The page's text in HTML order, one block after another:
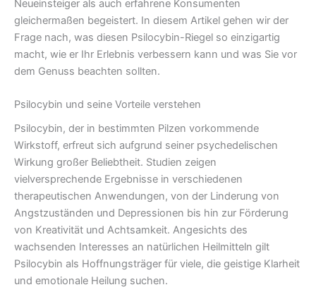
Neueinsteiger als auch erfahrene Konsumenten
gleichermaßen begeistert. In diesem Artikel gehen wir der
Frage nach, was diesen Psilocybin-Riegel so einzigartig
macht, wie er Ihr Erlebnis verbessern kann und was Sie vor
dem Genuss beachten sollten.
Psilocybin und seine Vorteile verstehen
Psilocybin, der in bestimmten Pilzen vorkommende
Wirkstoff, erfreut sich aufgrund seiner psychedelischen
Wirkung großer Beliebtheit. Studien zeigen
vielversprechende Ergebnisse in verschiedenen
therapeutischen Anwendungen, von der Linderung von
Angstzuständen und Depressionen bis hin zur Förderung
von Kreativität und Achtsamkeit. Angesichts des
wachsenden Interesses an natürlichen Heilmitteln gilt
Psilocybin als Hoffnungsträger für viele, die geistige Klarheit
und emotionale Heilung suchen.